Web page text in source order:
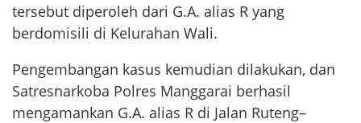
tersebut diperoleh dari G.A. alias R yang
berdomisili di Kelurahan Wali.
Pengembangan kasus kemudian dilakukan, dan
Satresnarkoba Polres Manggarai berhasil
mengamankan G.A. alias R di Jalan Ruteng–